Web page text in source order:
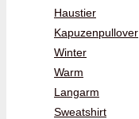
Haustier
Kapuzenpullover
Winter
Warm
Langarm
Sweatshirt